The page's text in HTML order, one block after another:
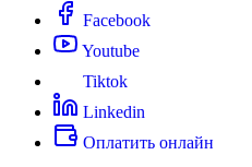
Facebook
Youtube
Tiktok
Linkedin
Оплатить онлайн